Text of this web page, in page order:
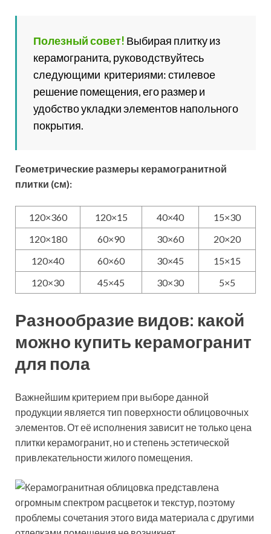
Полезный совет! Выбирая плитку из
керамогранита, руководствуйтесь
следующими критериями: стилевое
решение помещения, его размер и
удобство укладки элементов напольного
покрытия.
Геометрические размеры керамогранитной
плитки (см):
120×360 120×15 40×40
15×30
120×180
60×90 30×60
20×20
120×40
60×60 30×45
15×15
120×30
45×45 30×30 5×5
Разнообразие видов: какой
можно купить керамогранит
для пола
Важнейшим критерием при выборе данной
продукции является тип поверхности облицовочных
элементов. От её исполнения зависит не только цена
плитки керамогранит, но и степень эстетической
привлекательности жилого помещения.